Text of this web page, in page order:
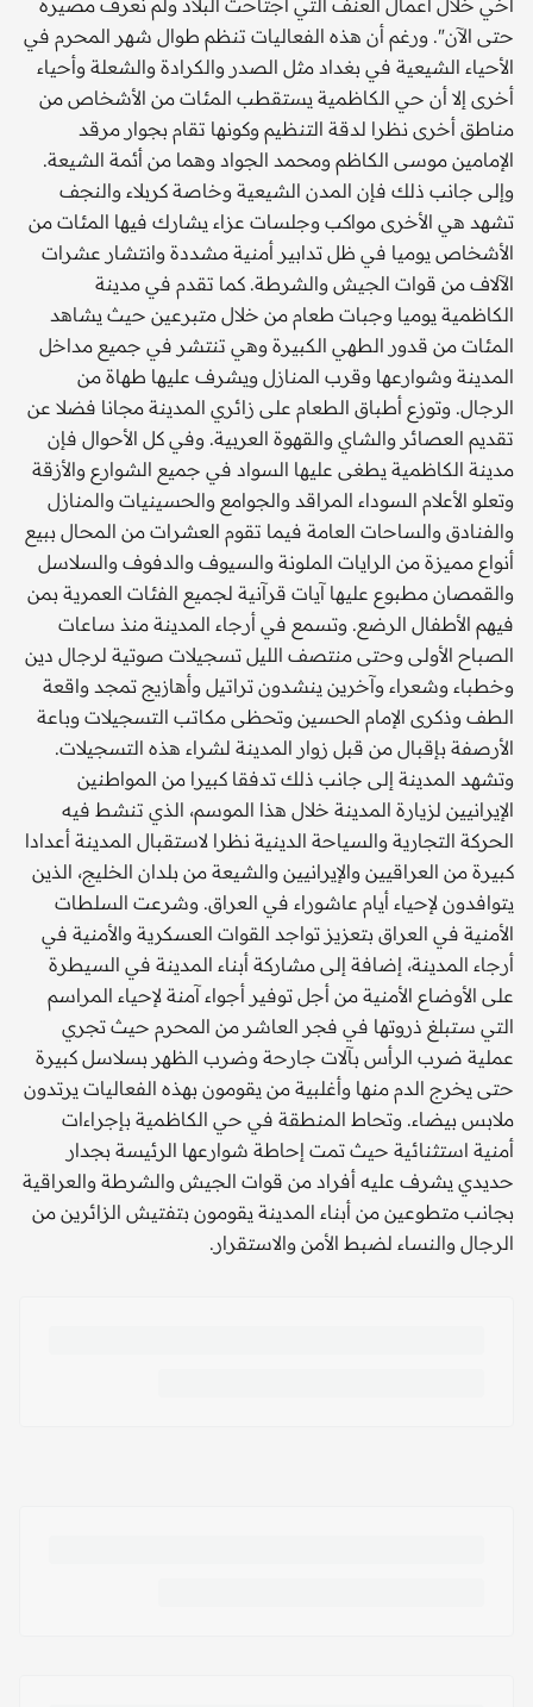
أخي خلال أعمال العنف التي اجتاحت البلاد ولم نعرف مصيره
حتى الآن". ورغم أن هذه الفعاليات تنظم طوال شهر المحرم في
الأحياء الشيعية في بغداد مثل الصدر والكرادة والشعلة وأحياء
أخرى إلا أن حي الكاظمية يستقطب المئات من الأشخاص من
مناطق أخرى نظرا لدقة التنظيم وكونها تقام بجوار مرقد
الإمامين موسى الكاظم ومحمد الجواد وهما من أئمة الشيعة.
وإلى جانب ذلك فإن المدن الشيعية وخاصة كربلاء والنجف
تشهد هي الأخرى مواكب وجلسات عزاء يشارك فيها المئات من
الأشخاص يوميا في ظل تدابير أمنية مشددة وانتشار عشرات
الآلاف من قوات الجيش والشرطة. كما تقدم في مدينة
الكاظمية يوميا وجبات طعام من خلال متبرعين حيث يشاهد
المئات من قدور الطهي الكبيرة وهي تنتشر في جميع مداخل
المدينة وشوارعها وقرب المنازل ويشرف عليها طهاة من
الرجال. وتوزع أطباق الطعام على زائري المدينة مجانا فضلا عن
تقديم العصائر والشاي والقهوة العربية. وفي كل الأحوال فإن
مدينة الكاظمية يطغى عليها السواد في جميع الشوارع والأزقة
وتعلو الأعلام السوداء المراقد والجوامع والحسينيات والمنازل
والفنادق والساحات العامة فيما تقوم العشرات من المحال ببيع
أنواع مميزة من الرايات الملونة والسيوف والدفوف والسلاسل
والقمصان مطبوع عليها آيات قرآنية لجميع الفئات العمرية بمن
فيهم الأطفال الرضع. وتسمع في أرجاء المدينة منذ ساعات
الصباح الأولى وحتى منتصف الليل تسجيلات صوتية لرجال دين
وخطباء وشعراء وآخرين ينشدون تراتيل وأهازيج تمجد واقعة
الطف وذكرى الإمام الحسين وتحظى مكاتب التسجيلات وباعة
الأرصفة بإقبال من قبل زوار المدينة لشراء هذه التسجيلات.
وتشهد المدينة إلى جانب ذلك تدفقا كبيرا من المواطنين
الإيرانيين لزيارة المدينة خلال هذا الموسم، الذي تنشط فيه
الحركة التجارية والسياحة الدينية نظرا لاستقبال المدينة أعدادا
كبيرة من العراقيين والإيرانيين والشيعة من بلدان الخليج، الذين
يتوافدون لإحياء أيام عاشوراء في العراق. وشرعت السلطات
الأمنية في العراق بتعزيز تواجد القوات العسكرية والأمنية في
أرجاء المدينة، إضافة إلى مشاركة أبناء المدينة في السيطرة
على الأوضاع الأمنية من أجل توفير أجواء آمنة لإحياء المراسم
التي ستبلغ ذروتها في فجر العاشر من المحرم حيث تجري
عملية ضرب الرأس بآلات جارحة وضرب الظهر بسلاسل كبيرة
حتى يخرج الدم منها وأغلبية من يقومون بهذه الفعاليات يرتدون
ملابس بيضاء. وتحاط المنطقة في حي الكاظمية بإجراءات
أمنية استثنائية حيث تمت إحاطة شوارعها الرئيسة بجدار
حديدي يشرف عليه أفراد من قوات الجيش والشرطة والعراقية
بجانب متطوعين من أبناء المدينة يقومون بتفتيش الزائرين من
الرجال والنساء لضبط الأمن والاستقرار.